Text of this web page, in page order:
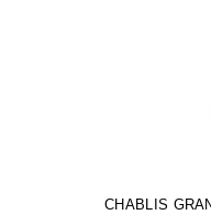
CHABLIS